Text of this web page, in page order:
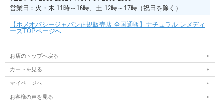
営業日：火・木 11時～16時、土 12時～17時（祝日を除く）
【ホメオパシージャパン正規販売店 全国通販】ナチュラル レメディ
ーズTOPページへ
お店のトップへ戻る
カートを見る
マイページへ
お客様の声を見る